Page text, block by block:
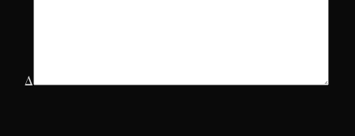
Δ